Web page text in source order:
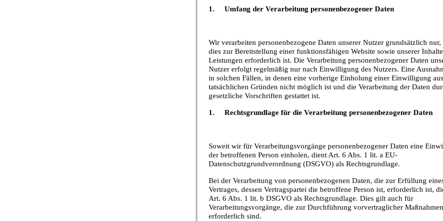
1. Umfang der Verarbeitung personenbezogener Daten
Wir verarbeiten personenbezogene Daten unserer Nutzer grundsätzlich nur,
dies zur Bereitstellung einer funktionsfähigen Website sowie unserer
Leistungen erforderlich ist. Die Verarbeitung personenbezogener Daten
Nutzer erfolgt regelmäßig nur nach Einwilligung des Nutzers. Eine
in solchen Fällen, in denen eine vorherige Einholung einer Einwilligung aus
tatsächlichen Gründen nicht möglich ist und die Verarbeitung der Daten
gesetzliche Vorschriften gestattet ist.
1. Rechtsgrundlage für die Verarbeitung personenbezogener Daten
Soweit wir für Verarbeitungsvorgänge personenbezogener Daten eine
der betroffenen Person einholen, dient Art. 6 Abs. 1 lit. a EU-
Datenschutzgrundverordnung (DSGVO) als Rechtsgrundlage.
Bei der Verarbeitung von personenbezogenen Daten, die zur Erfüllung
Vertrages, dessen Vertragspartei die betroffene Person ist, erforderlich ist,
Art. 6 Abs. 1 lit. b DSGVO als Rechtsgrundlage. Dies gilt auch für
Verarbeitungsvorgänge, die zur Durchführung vorvertraglicher Maßnahmen
erforderlich sind.